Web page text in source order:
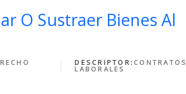
O Sustraer Bienes Al
DESCRIPTOR: CONTRATOS
LABORALES